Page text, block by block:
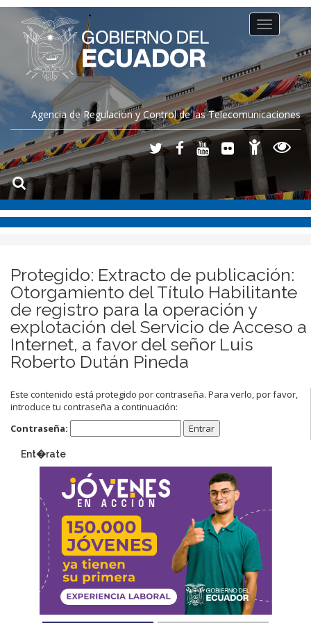
Agencia de Regulación y Control de las Telecomunicaciones
Toggle
navigation
Protegido: Extracto de publicación:
Otorgamiento del Título Habilitante
de registro para la operación y
explotación del Servicio de Acceso a
Internet, a favor del señor Luis
Roberto Dután Pineda
Este contenido está protegido por contraseña. Para verlo, por favor,
introduce tu contraseña a continuación:
Contraseña:
Ent�rate